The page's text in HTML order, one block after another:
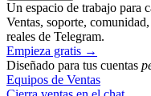
Un espacio de trabajo para
Ventas, soporte,
reales de Telegram.
Empieza gratis →
Diseñado para tus cuentas
Equipos de Ventas